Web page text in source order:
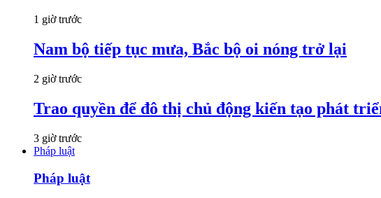
1 giờ trước
Nam bộ tiếp tục mưa, Bắc bộ oi nóng trở lại
2 giờ trước
Trao quyền để đô thị chủ động kiến tạo phát
3 giờ trước
Pháp luật
Pháp luật